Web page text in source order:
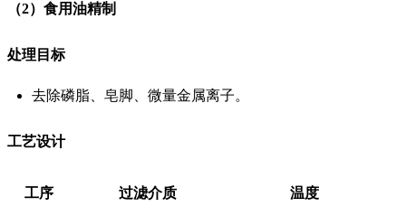
（2）食用油精制
处理目标
去除磷脂、皂脚、微量金属离子。
工艺设计
工序 过滤介质 温度